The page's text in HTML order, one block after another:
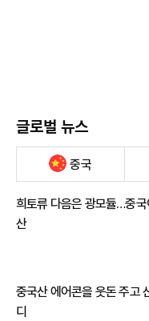
글로벌 뉴스
중국
희토류 다음은 광모듈…중
산
중국산 에어콘을 웃돈 주고
디